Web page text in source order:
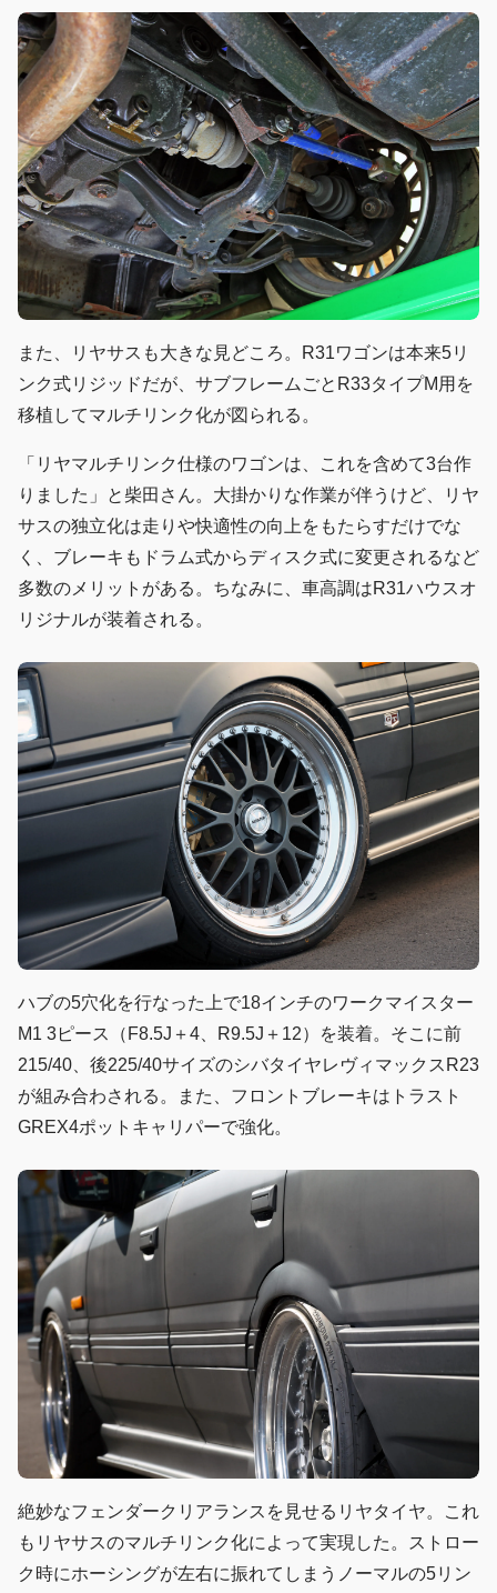
また、リヤサスも大きな見どころ。R31ワゴンは本来5リ
ンク式リジッドだが、サブフレームごとR33タイプM用を
移植してマルチリンク化が図られる。
「リヤマルチリンク仕様のワゴンは、これを含めて3台作
りました」と柴田さん。大掛かりな作業が伴うけど、リヤ
サスの独立化は走りや快適性の向上をもたらすだけでな
く、ブレーキもドラム式からディスク式に変更されるなど
多数のメリットがある。ちなみに、車高調はR31ハウスオ
リジナルが装着される。
ハブの5穴化を行なった上で18インチのワークマイスター
M1 3ピース（F8.5J＋4、R9.5J＋12）を装着。そこに前
215/40、後225/40サイズのシバタイヤレヴィマックスR23
が組み合わされる。また、フロントブレーキはトラスト
GREX4ポットキャリパーで強化。
絶妙なフェンダークリアランスを見せるリヤタイヤ。これ
もリヤサスのマルチリンク化によって実現した。ストロー
ク時にホーシングが左右に振れてしまうノーマルの5リン